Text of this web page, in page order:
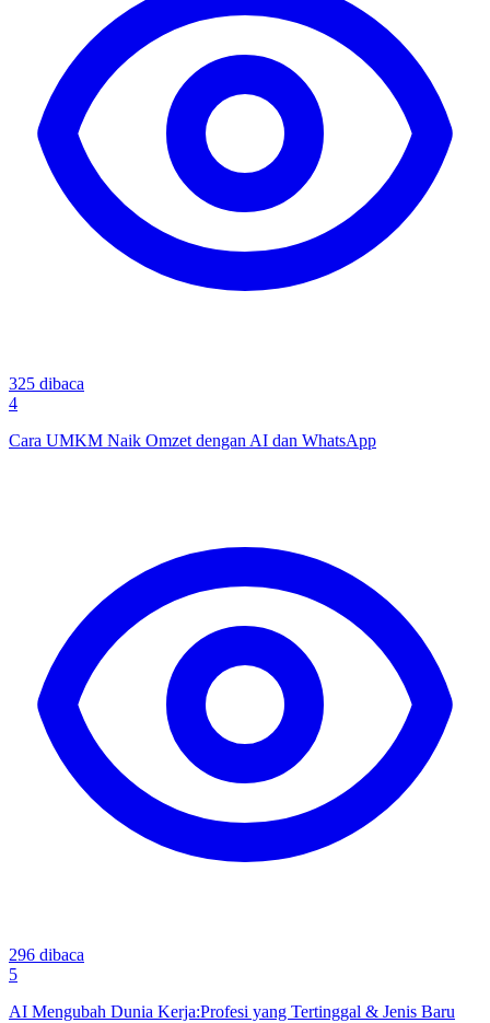
325 dibaca
4
Cara UMKM Naik Omzet dengan AI dan WhatsApp
296 dibaca
5
AI Mengubah Dunia Kerja:Profesi yang Tertinggal & Jenis Baru